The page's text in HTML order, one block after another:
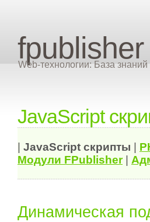
fpublisher
Web-технологии: База знаний
JavaScript
JavaScript скрипты
Модули FPublisher|
Динамическая